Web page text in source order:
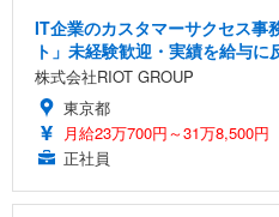
IT企業のカスタマーサクセス事
ト」未経験歓迎・実績を給与に
株式会社RIOT GROUP
東京都
月給23万700円～31万8,500円
正社員